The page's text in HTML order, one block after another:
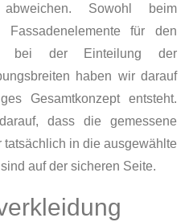
abweichen. Sowohl beim
Fassadenelemente für den
bei der Einteilung der
haben wir darauf
Gesamtkonzept entsteht.
dass die gemessene
tatsächlich in die ausgewählte
auf der sicheren Seite.